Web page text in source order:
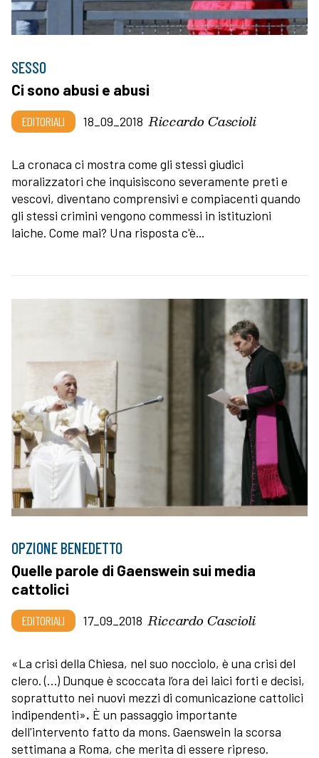
SESSO
Ci sono abusi e abusi
EDITORIALI 18_09_2018 Riccardo Cascioli
La cronaca ci mostra come gli stessi giudici
moralizzatori che inquisiscono severamente preti e
vescovi, diventano comprensivi e compiacenti quando
gli stessi crimini vengono commessi in istituzioni
laiche. Come mai? Una risposta c'è...
OPZIONE BENEDETTO
Quelle parole di Gaenswein sui media
cattolici
EDITORIALI 17_09_2018 Riccardo Cascioli
«La crisi della Chiesa, nel suo nocciolo, è una crisi del
clero. (…) Dunque è scoccata l’ora dei laici forti e decisi,
soprattutto nei nuovi mezzi di comunicazione cattolici
indipendenti». È un passaggio importante
dell'intervento fatto da mons. Gaenswein la scorsa
settimana a Roma, che merita di essere ripreso.